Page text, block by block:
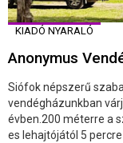
KIADÓ NYARALÓ
Anonymus
Siófok népszerű
vendégházunkban
évben.200 méterre a
es lehajtójától 5 percre